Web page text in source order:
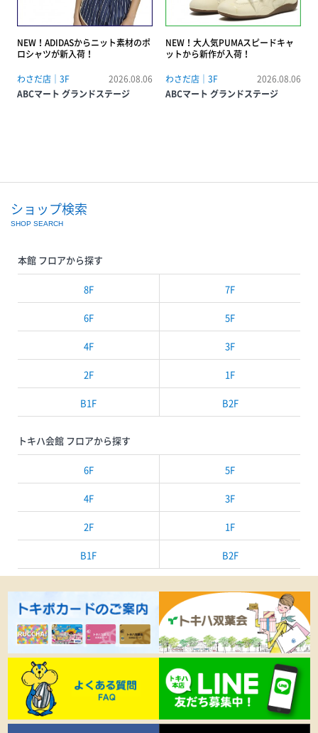
NEW！ADIDASからニット素材のポ
ロシャツが新入荷！
わさだ店｜3F
2026.08.06
ABCマート グランドステージ
NEW！大人気PUMAスピードキャ
ットから新作が入荷！
わさだ店｜3F
2026.08.06
ABCマート グランドステージ
ショップ検索
SHOP SEARCH
本館 フロアから探す
8F 7F
6F 5F
4F 3F
2F 1F
B1F B2F
トキハ会館 フロアから探す
6F 5F
4F 3F
2F 1F
B1F B2F